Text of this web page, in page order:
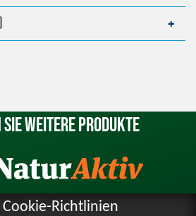
weitere Produkte
Richtlinien